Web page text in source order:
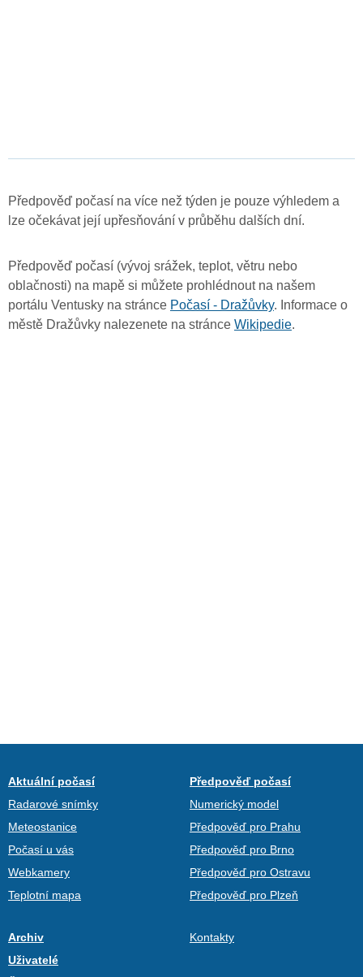
Předpověď počasí na více než týden je pouze výhledem a
lze očekávat její upřesňování v průběhu dalších dní.
Předpověď počasí (vývoj srážek, teplot, větru nebo
oblačnosti) na mapě si můžete prohlédnout na našem
portálu Ventusky na stránce Počasí - Dražůvky. Informace o
městě Dražůvky nalezenete na stránce Wikipedie.
Aktuální počasí
Radarové snímky
Meteostanice
Počasí u vás
Webkamery
Teplotní mapa
Předpověď počasí
Numerický model
Předpověď pro Prahu
Předpověď pro Brno
Předpověď pro Ostravu
Předpověď pro Plzeň
Archiv
Uživatelé
Kontakty